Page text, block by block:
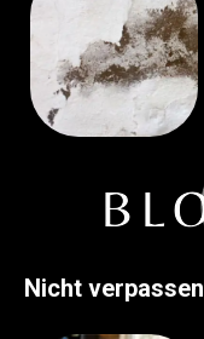
Nicht verpassen